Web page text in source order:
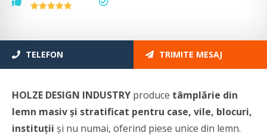
TELEFON TRIMITE MESAJ
HOLZE DESIGN INDUSTRY produce tâmplărie din
lemn masiv și stratificat pentru case, vile, blocuri,
instituții și nu numai, oferind piese unice din lemn.